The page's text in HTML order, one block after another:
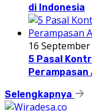
di Indonesia
16 September
5 Pasal
Perampasan
Selengkapnya